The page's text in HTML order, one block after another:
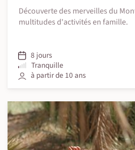
Découverte des merveilles du
multitudes d'activités en famille.
8 jours
Tranquille
à partir de 10 ans